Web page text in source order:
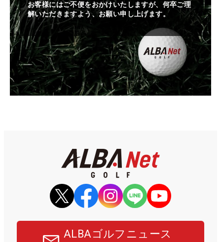
お客様にはご不便をおかけいたしますが、何卒ご理
解いただきますよう、お願い申し上げます。
ALBAゴルフニュース